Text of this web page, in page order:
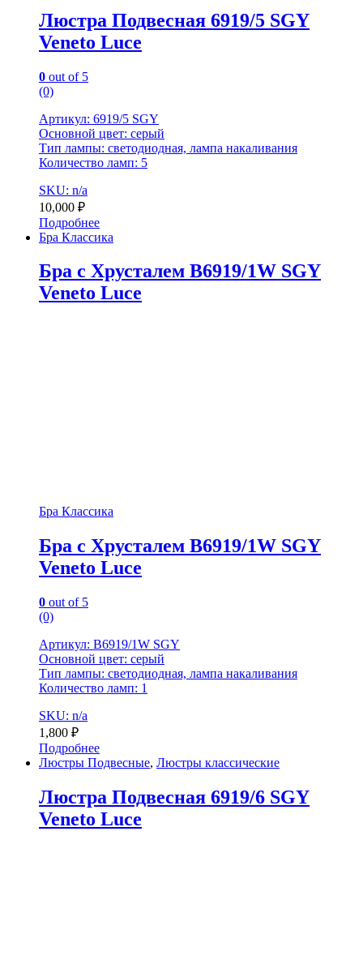
Люстра Подвесная 6919/5 SGY
Veneto Luce
0 out of 5
(0)
Артикул: 6919/5 SGY
Основной цвет: серый
Тип лампы: светодиодная, лампа накаливания
Количество ламп: 5
SKU: n/a
10,000 ₽
Подробнее
Бра Классика
Бра с Хрусталем B6919/1W SGY
Veneto Luce
Бра Классика
Бра с Хрусталем B6919/1W SGY
Veneto Luce
0 out of 5
(0)
Артикул: B6919/1W SGY
Основной цвет: серый
Тип лампы: светодиодная, лампа накаливания
Количество ламп: 1
SKU: n/a
1,800 ₽
Подробнее
Люстры Подвесные, Люстры классические
Люстра Подвесная 6919/6 SGY
Veneto Luce